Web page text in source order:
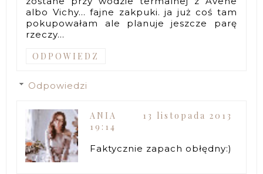
albo Vichy... fajne zakpuki. ja już coś tam
pokupowałam ale planuje jeszcze parę
rzeczy...
ODPOWIEDZ
Odpowiedzi
ANIA
13 listopada 2013
19:14
Faktycznie zapach obłędny:)